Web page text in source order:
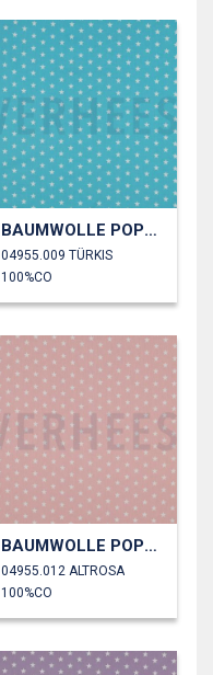
BAUMWOLLE POPELINE KLEINE STERNE
04955.009 TÜRKIS
100%CO
BAUMWOLLE POPELINE KLEINE STERNE
04955.012 ALTROSA
100%CO